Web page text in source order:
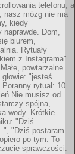
telefonu, a
nasz mózg nie ma
kiedy
Dom,
biurem,
Rytuały
z Instagrama".
powtarzalne
"jesteś
rytuał: 10
Nie musisz od
spójna,
wody. Krótkie
"Dziś
"Dziś postaram
po tym. To
sprawczości.